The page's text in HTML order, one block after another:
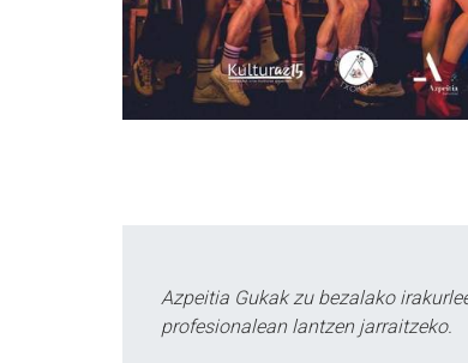
Azpeitia Gukak zu bezalako
profesionalean lantzen jarraitzeko.